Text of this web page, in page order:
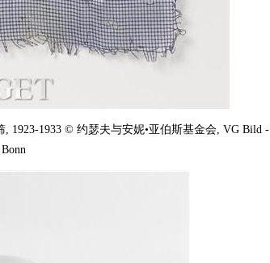
1923-1933 © 约瑟夫与安妮•亚伯斯基金会, VG Bild -